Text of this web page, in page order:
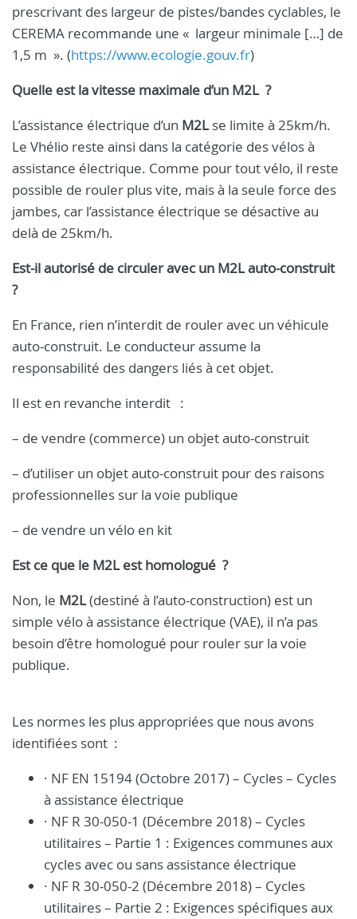
prescrivant des largeur de pistes/bandes cyclables, le
CEREMA recommande une « largeur minimale […] de
1,5 m ». (https://www.ecologie.gouv.fr)
Quelle est la vitesse maximale d’un M2L ?
L’assistance électrique d’un M2Lse limite à 25km/h.
Le Vhélio reste ainsi dans la catégorie des vélos à
assistance électrique. Comme pour tout vélo, il reste
possible de rouler plus vite, mais à la seule force des
jambes, car l’assistance électrique se désactive au
delà de 25km/h.
Est-il autorisé de circuler avec un M2L auto-construit
?
En France, rien n’interdit de rouler avec un véhicule
auto-construit. Le conducteur assume la
responsabilité des dangers liés à cet objet.
Il est en revanche interdit :
– de vendre (commerce) un objet auto-construit
– d’utiliser un objet auto-construit pour des raisons
professionnelles sur la voie publique
– de vendre un vélo en kit
Est ce que le M2L est homologué ?
Non, le M2L(destiné à l’auto-construction) est un
simple vélo à assistance électrique (VAE), il n’a pas
besoin d’être homologué pour rouler sur la voie
publique.
Les normes les plus appropriées que nous avons
identifiées sont :
· NF EN 15194 (Octobre 2017) – Cycles – Cycles
à assistance électrique
· NF R 30-050-1 (Décembre 2018) – Cycles
utilitaires – Partie 1 : Exigences communes aux
cycles avec ou sans assistance électrique
· NF R 30-050-2 (Décembre 2018) – Cycles
utilitaires – Partie 2 : Exigences spécifiques aux